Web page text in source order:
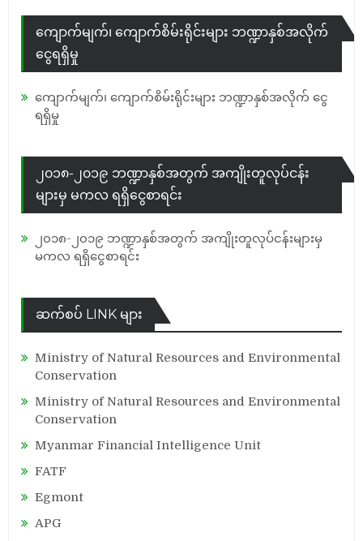
ကျောက်မျက်၊ ကျောက်စိမ်းရိုင်းများ ဘဏ္ဍာနှစ်အလိုက်
ငွေရရှိမှု
ကျောက်မျက်၊ ကျောက်စိမ်းရိုင်းများ ဘဏ္ဍာနှစ်အလိုက် ငွေ
ရရှိမှု
၂၀၁၈-၂၀၁၉ ဘဏ္ဍာနှစ်အတွက် အကျိုးတူလုပ်ငန်း
များမှ မကလ ရရှိငွေစာရင်း
၂၀၁၈-၂၀၁၉ ဘဏ္ဍာနှစ်အတွက် အကျိုးတူလုပ်ငန်းများမှ
မကလ ရရှိငွေစာရင်း
ဆက်စပ် LINK များ
Ministry of Natural Resources and Environmental
Conservation
Ministry of Natural Resources and Environmental
Conservation
Myanmar Financial Intelligence Unit
FATF
Egmont
APG